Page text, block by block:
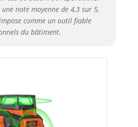
note moyenne de 4,3 sur 5,
comme un outil fiable
du bâtiment.